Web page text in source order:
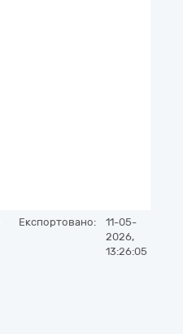
Експортовано:
11-05-
2026,
13:26:05